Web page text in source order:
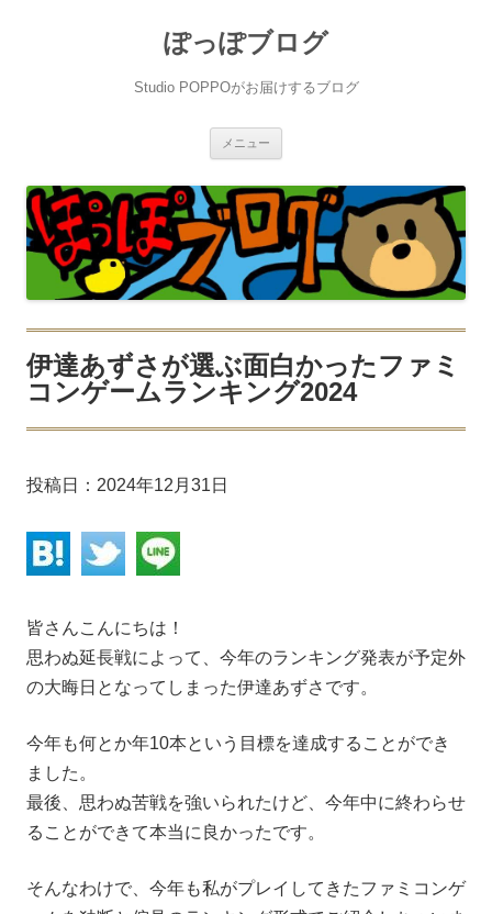
ぽっぽブログ
Studio POPPOがお届けするブログ
メニュー
ツ
へ
ス
キ
ッ
プ
伊達あずさが選ぶ面白かったファミ
コンゲームランキング2024
投稿日： 2024年12月31日
皆さんこんにちは！
思わぬ延長戦によって、今年のランキング発表が予定外
の大晦日となってしまった伊達あずさです。
今年も何とか年10本という目標を達成することができ
ました。
最後、思わぬ苦戦を強いられたけど、今年中に終わらせ
ることができて本当に良かったです。
そんなわけで、今年も私がプレイしてきたファミコンゲ